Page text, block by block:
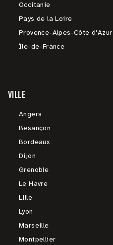
Occitanie
Pays de la Loire
Provence-Alpes-Côte d'Azur
Île-de-France
VILLE
Angers
Besançon
Bordeaux
Dijon
Grenoble
Le Havre
Lille
Lyon
Marseille
Montpellier